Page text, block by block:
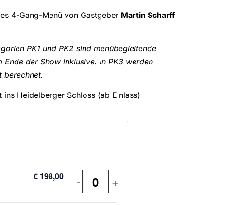
4-Gang-Menü von Gastgeber Martin Scharff
PK1 und PK2 sind menübegleitende
Ende der Show inklusive. In PK3 werden
berechnet.
ins Heidelberger Schloss (ab Einlass)
€ 198,00 - Anzahl
+